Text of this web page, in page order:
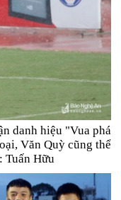
danh hiệu "Vua phá
Văn Quỳ cũng thể
Tuấn Hữu